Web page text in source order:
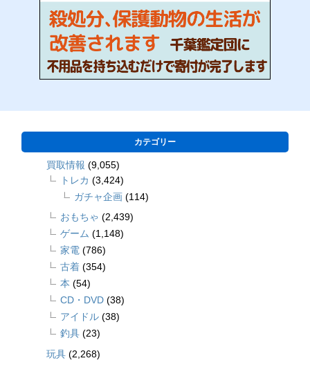
カテゴリー
買取情報 (9,055)
トレカ (3,424)
ガチャ企画 (114)
おもちゃ (2,439)
ゲーム (1,148)
家電 (786)
古着 (354)
本 (54)
CD・DVD (38)
アイドル (38)
釣具 (23)
玩具 (2,268)